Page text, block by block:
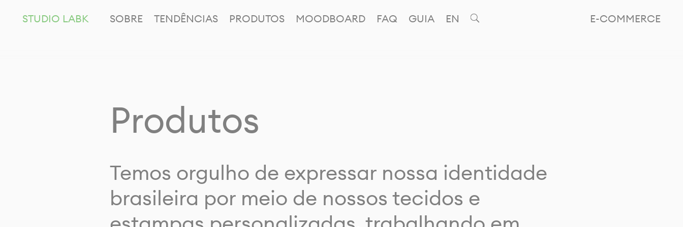
E-COMMERCE
STUDIO LABK SOBRE TENDÊNCIAS PRODUTOS MOODBOARD FAQ GUIA EN
Produtos
Temos orgulho de expressar nossa identidade
brasileira por meio de nossos tecidos e